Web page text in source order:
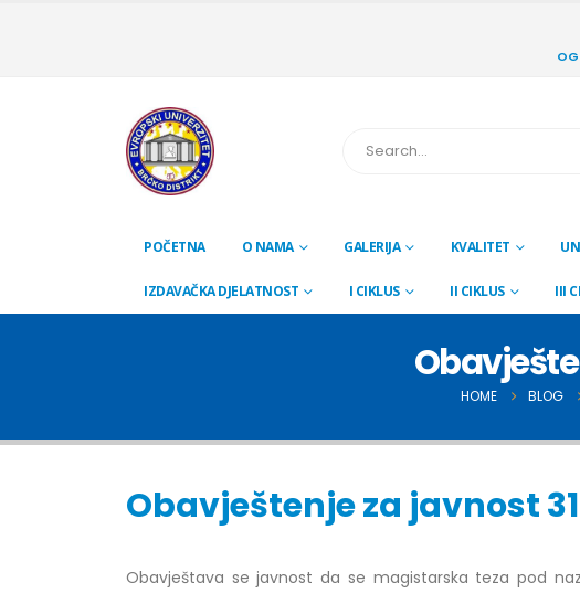
POČETNA O NAMA GALERIJA KVALITET
IZDAVAČKA DJELATNOST I CIKLUS II CIKLUS III
HOME BLOG
Obavještenje za javnost
Obavještava se javnost da se magistarska teza pod